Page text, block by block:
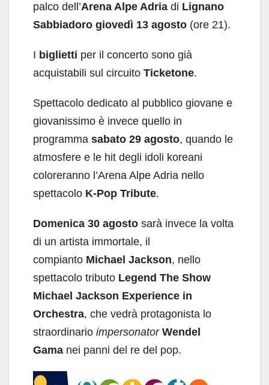
palco dell’Arena Alpe Adria di Lignano
Sabbiadoro giovedì 13 agosto (ore 21).
I biglietti per il concerto sono già
acquistabili sul circuito Ticketone.
Spettacolo dedicato al pubblico giovane e
giovanissimo è invece quello in
programma sabato 29 agosto, quando le
atmosfere e le hit degli idoli koreani
coloreranno l’Arena Alpe Adria nello
spettacolo K-Pop Tribute.
Domenica 30 agosto sarà invece la volta
di un artista immortale, il
compianto Michael Jackson, nello
spettacolo tributo Legend The Show
Michael Jackson Experience in
Orchestra, che vedrà protagonista lo
straordinario impersonator Wendel
Gama nei panni del re del pop.